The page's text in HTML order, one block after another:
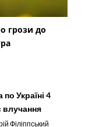
грози до
Україні 4
влучання
Філіппський